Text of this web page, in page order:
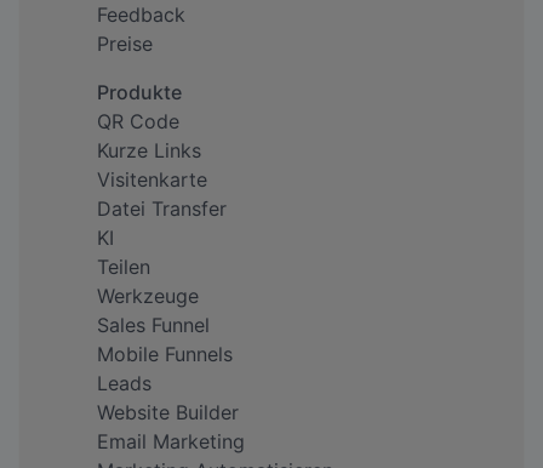
Feedback
Preise
Produkte
QR Code
Kurze Links
Visitenkarte
Datei Transfer
KI
Teilen
Werkzeuge
Sales Funnel
Mobile Funnels
Leads
Website Builder
Email Marketing